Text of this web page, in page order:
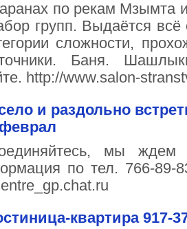
по рекам Мзымта
групп. Выдаётся
сложности,
Баня.
http://www.salon-
и раздольно
мы
по тел. 766-89-
квартира 917-